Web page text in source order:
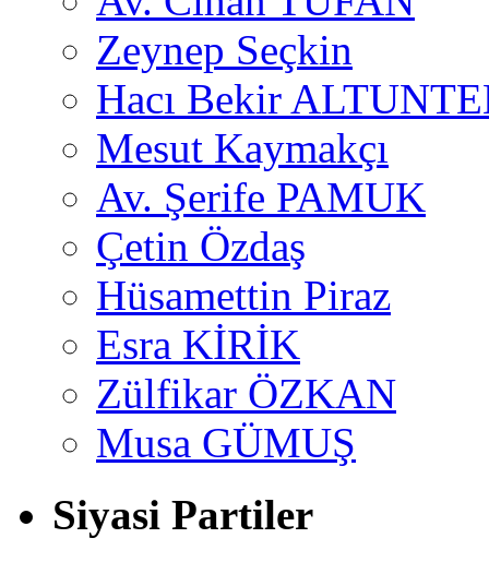
Zeynep Seçkin
Hacı Bekir
Mesut Kaymakçı
Av. Şerife PAMUK
Çetin Özdaş
Hüsamettin Piraz
Esra KİRİK
Zülfikar ÖZKAN
Musa GÜMUŞ
Siyasi Partiler